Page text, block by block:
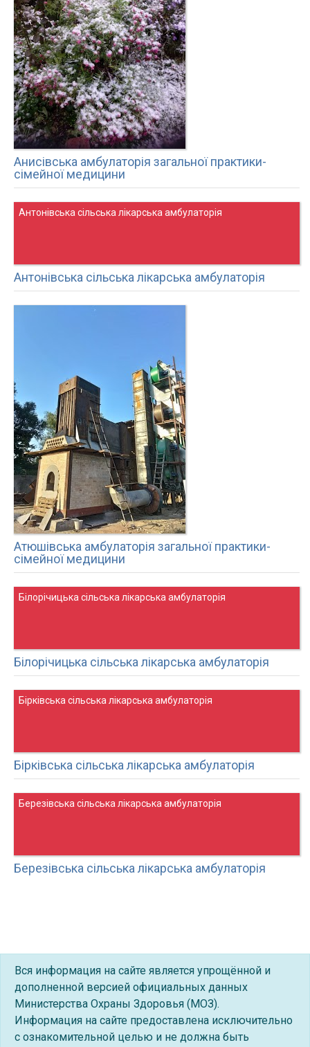
Анисівська амбулаторія загальної практики-
сімейної медицини
Антонівська сільська лікарська амбулаторія
Антонівська сільська лікарська амбулаторія
Атюшівська амбулаторія загальної практики-
сімейної медицини
Білорічицька сільська лікарська амбулаторія
Білорічицька сільська лікарська амбулаторія
Бірківська сільська лікарська амбулаторія
Бірківська сільська лікарська амбулаторія
Березівська сільська лікарська амбулаторія
Березівська сільська лікарська амбулаторія
Вся информация на сайте является упрощённой и
дополненной версией официальных данных
Министерства Охраны Здоровья (МОЗ).
Информация на сайте предоставлена исключительно
с ознакомительной целью и не должна быть